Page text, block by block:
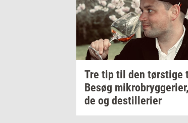
Tre tip til den tørsti­ge
Besøg mi­kro­bryg­ge­ri­er,
de og destil­le­ri­er